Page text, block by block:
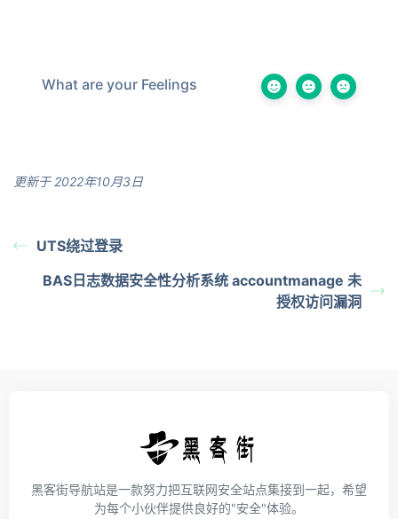
What are your Feelings
更新于 2022年10月3日
UTS绕过登录
BAS日志数据安全性分析系统 accountmanage 未
授权访问漏洞
黑客街导航站是一款努力把互联网安全站点集接到一起，希望
为每个小伙伴提供良好的"安全"体验。